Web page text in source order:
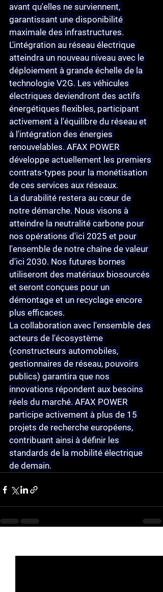
avant qu'elles ne surviennent,
garantissant une disponibilité
maximale des infrastructures.
L'intégration au réseau électrique
atteindra un nouveau niveau avec le
déploiement à grande échelle de la
technologie V2G. Les véhicules
électriques deviendront des actifs
énergétiques flexibles, participant
activement à l'équilibre du réseau et
à l'intégration des énergies
renouvelables. AFAX POWER
développe actuellement les premiers
contrats-types pour la monétisation
de ces services aux réseaux.
La durabilité restera au cœur de
notre démarche. Nous visons à
atteindre la neutralité carbone pour
nos opérations d'ici 2025 et pour
l'ensemble de notre chaîne de valeur
d'ici 2030. Nos futures bornes
utiliseront des matériaux biosourcés
et seront conçues pour un
démontage et un recyclage encore
plus efficaces.
La collaboration avec l'ensemble des
acteurs de l'écosystème
(constructeurs automobiles,
gestionnaires de réseau, pouvoirs
publics) garantira que nos
innovations répondent aux besoins
réels du marché. AFAX POWER
participe activement à plus de 15
projets de recherche européens,
contribuant ainsi à définir les
standards de la mobilité électrique
de demain.